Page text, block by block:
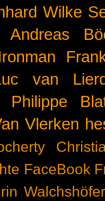
Wilke
Andreas
van
Philippe
Vlerken
FaceBook
Walchshöfer